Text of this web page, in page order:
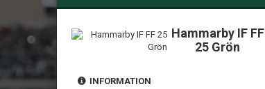
Hammarby IF FF
25 Grön
INFORMATION